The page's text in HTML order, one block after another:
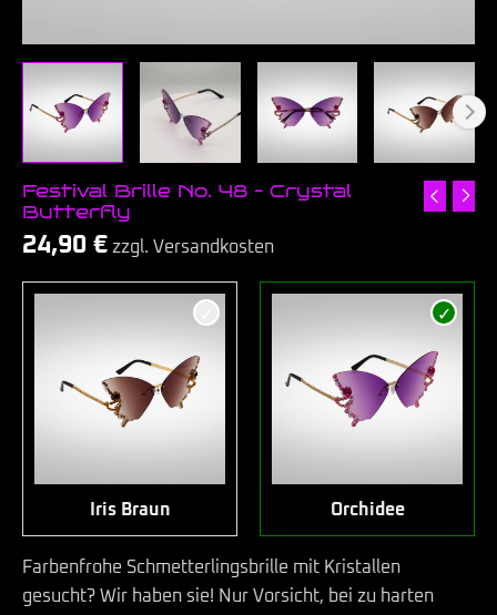
Festival Brille No. 48 – Crystal
Butterfly
24,90 € zzgl. Versandkosten
Iris Braun Orchidee
Farbenfrohe Schmetterlingsbrille mit Kristallen
gesucht? Wir haben sie! Nur Vorsicht, bei zu harten